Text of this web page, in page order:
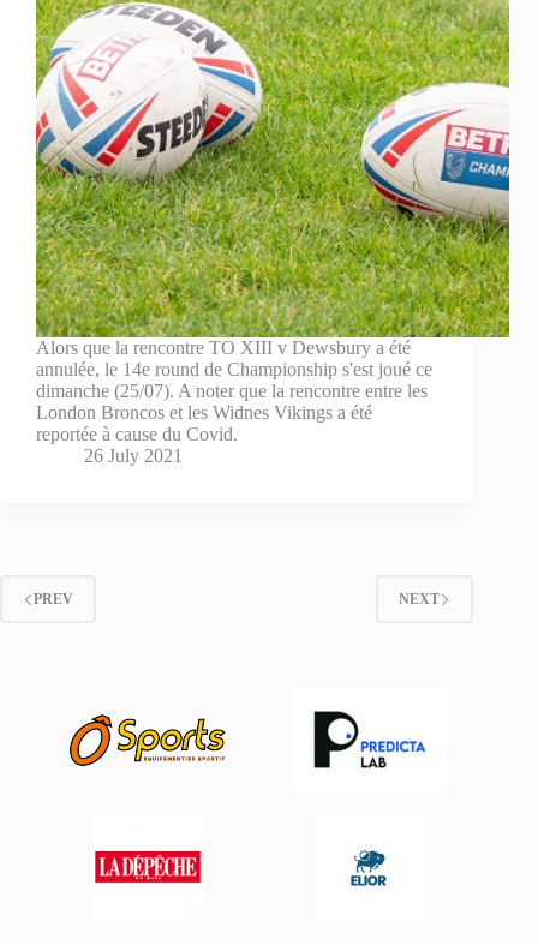
Alors que la rencontre TO XIII v Dewsbury a été
annulée, le 14e round de Championship s'est joué ce
dimanche (25/07). A noter que la rencontre entre les
London Broncos et les Widnes Vikings a été
reportée à cause du Covid.
26 July 2021
PREV NEXT